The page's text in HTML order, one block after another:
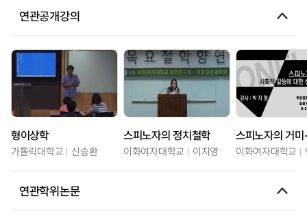
연관공개강의
형이상학
가톨릭대학교 신승환
스피노자의 정치철학
이화여자대학교 이지영 이화여자대학교
연관학위논문